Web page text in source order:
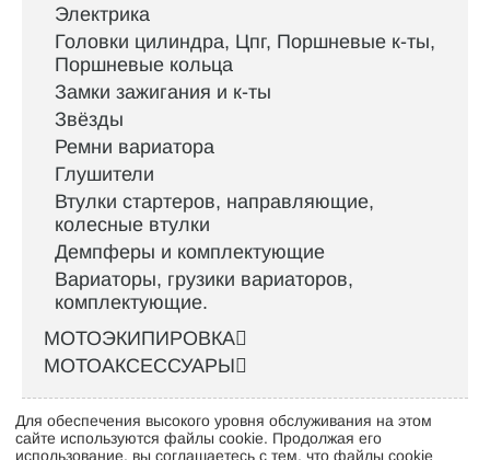
Электрика
Головки цилиндра, Цпг, Поршневые к-ты,
Поршневые кольца
Замки зажигания и к-ты
Звёзды
Ремни вариатора
Глушители
Втулки стартеров, направляющие,
колесные втулки
Демпферы и комплектующие
Вариаторы, грузики вариаторов,
комплектующие.
МОТОЭКИПИРОВКА
МОТОАКСЕССУАРЫ
Интернет-магазин велосипедов VELO52.RU
Для обеспечения высокого уровня обслуживания на этом
сайте используются файлы cookie. Продолжая его
использование, вы соглашаетесь с тем, что файлы cookie